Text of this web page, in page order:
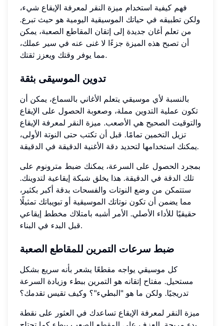
فهم كيفية استخدام ميزة النقر لمعرفة الإيقاع شيء،
ولكن تطبيقه في حياتك الموسيقية اليومية هو حيث تبرع.
من تعلم أغان جديدة إلى إتقان المقاطع الصعبة، يمكن
أن تصبح هذه الميزة جزءًا لا غنى عنه في سير عملك،
مما يوفر وقتك ويعزز ثقتك.
تدوين الموسيقى بثقة
بالنسبة لأي موسيقي يتعلم الأغاني بالسماع، يمكن أن
تكون عملية التدوين مملة، وصعوبة الحصول على الإيقاع
والتوقيت الصحيح هي الأصعب. ميزة النقر لمعرفة الإيقاع
تزيل التخمين تمامًا. قبل أن تكتب حتى النوتة الأولى،
يمكنك استخدامها لتحديد دقة الأغنية الدقيقة في الدقيقة.
بمجرد الحصول على السرعة، يمكنك ضبط مترونوم على
تلك الدقة في الدقيقة. هذا يخلق شبكة إيقاعية لتدوينك.
ستتمكن من وضع النوتات والفسحات بدقة أكبر بكثير،
مما يضمن أن تكون نوتاتك الموسيقية أو تبويباتك تمثيلًا
حقيقيًا للأداء الأصلي. الأمر أشبه بامتلاك مخطط إيقاعي
قبل البدء في البناء.
ضبط سرعات التمرين للمقاطع الصعبة
كل موسيقي يواجه مقطعًا يشعر بأنه سريع بشكل
مستحيل. مفتاح إتقانه هو التمرين ببطء وزيادة السرعة
تدريجيًا. ولكن ما هو "البطيء"؟ وكيف تقيس تقدمك؟
ميزة النقر لمعرفة الإيقاع تساعدك في العثور على نقطة